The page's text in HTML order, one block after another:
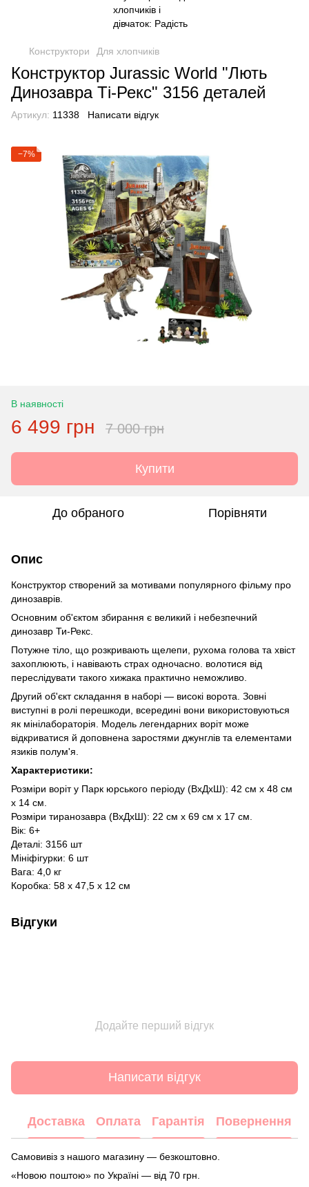
Конструктори Для хлопчиків
Конструктор Jurassic World "Лють
Динозавра Ті-Рекс" 3156 деталей
Артикул: 11338 Написати відгук
−7%
В наявності
6 499 грн 7 000 грн
Купити
До обраного Порівняти
Опис
Конструктор створений за мотивами популярного фільму про
динозаврів.
Основним об'єктом збирання є великий і небезпечний
динозавр Ти-Рекс.
Потужне тіло, що розкривають щелепи, рухома голова та хвіст
захоплюють, і навівають страх одночасно. волотися від
переслідувати такого хижака практично неможливо.
Другий об'єкт складання в наборі — високі ворота. Зовні
виступні в ролі перешкоди, всередині вони використовуються
як мінілабораторія. Модель легендарних воріт може
відкриватися й доповнена заростями джунглів та елементами
язиків полум'я.
Характеристики:
Розміри воріт у Парк юрського періоду (ВхДхШ): 42 см х 48 см
х 14 см.
Розміри тиранозавра (ВхДхШ): 22 см х 69 см х 17 см.
Вік: 6+
Деталі: 3156 шт
Мініфігурки: 6 шт
Вага: 4,0 кг
Коробка: 58 x 47,5 x 12 см
Відгуки
Додайте перший відгук
Написати відгук
Доставка Оплата Гарантія Повернення
Самовивіз з нашого магазину — безкоштовно.
«Новою поштою» по Україні — від 70 грн.